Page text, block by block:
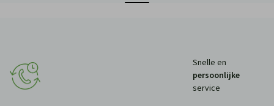
Snelle en
persoonlijke
service